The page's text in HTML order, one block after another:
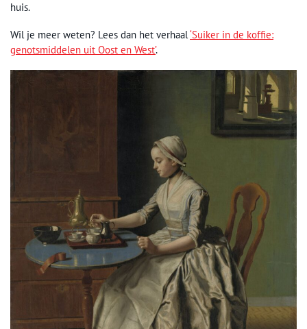
huis.
Wil je meer weten? Lees dan het verhaal‘Suiker in de koffie:
genotsmiddelen uit Oost en West’.